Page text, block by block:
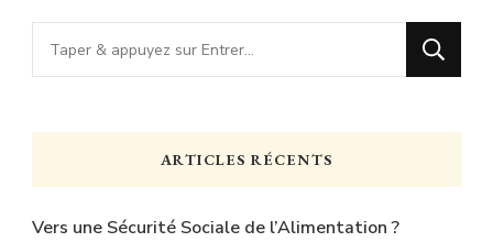
Vous
recherchiez
chose
ARTICLES RÉCENTS
Vers une Sécurité Sociale de l’Alimentation ?